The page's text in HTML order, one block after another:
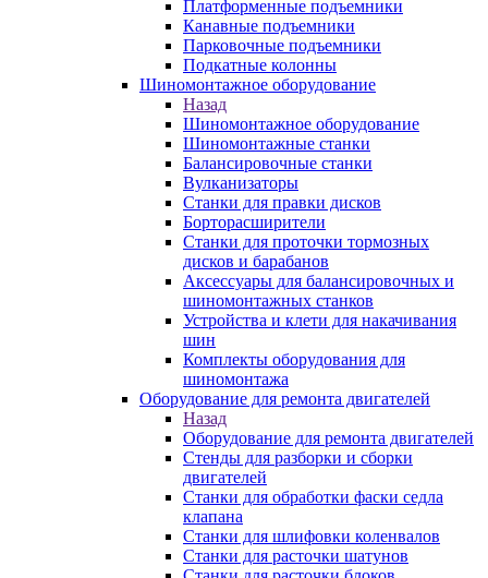
Платформенные подъемники
Канавные подъемники
Парковочные подъемники
Подкатные колонны
Шиномонтажное оборудование
Назад
Шиномонтажное оборудование
Шиномонтажные станки
Балансировочные станки
Вулканизаторы
Станки для правки дисков
Борторасширители
Станки для проточки тормозных
дисков и барабанов
Аксессуары для балансировочных и
шиномонтажных станков
Устройства и клети для накачивания
шин
Комплекты оборудования для
шиномонтажа
Оборудование для ремонта двигателей
Назад
Оборудование для ремонта двигателей
Стенды для разборки и сборки
двигателей
Станки для обработки фаски седла
клапана
Станки для шлифовки коленвалов
Станки для расточки шатунов